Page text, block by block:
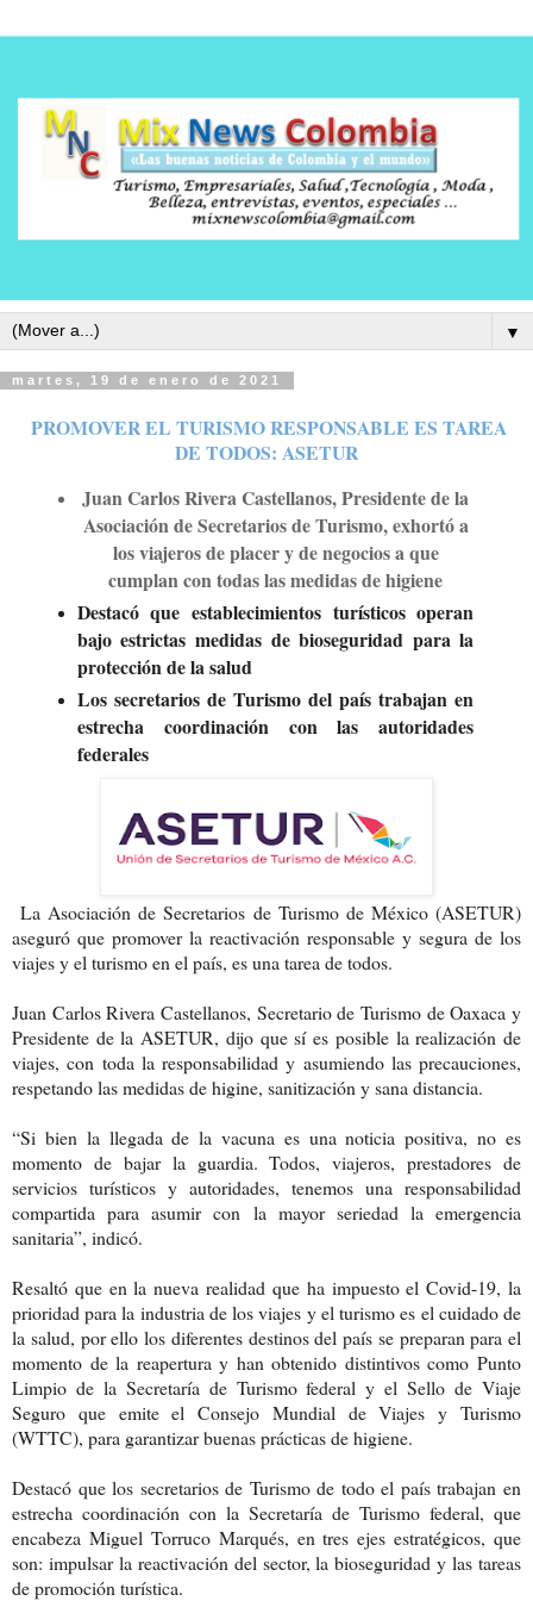
▼
martes, 19 de enero de 2021
PROMOVER EL TURISMO RESPONSABLE ES TAREA
DE TODOS: ASETUR
Juan Carlos Rivera Castellanos, Presidente de la
Asociación de Secretarios de Turismo, exhortó a
los viajeros de placer y de negocios a que
cumplan con todas las medidas de higiene
Destacó que establecimientos turísticos operan
bajo estrictas medidas de bioseguridad para la
protección de la salud
Los secretarios de Turismo del país trabajan en
estrecha coordinación con las autoridades
federales
La Asociación de Secretarios de Turismo de México (ASETUR)
aseguró que promover la reactivación responsable y segura de los
viajes y el turismo en el país, es una tarea de todos.
Juan Carlos Rivera Castellanos, Secretario de Turismo de Oaxaca y
Presidente de la ASETUR, dijo que sí es posible la realización de
viajes, con toda la responsabilidad y asumiendo las precauciones,
respetando las medidas de higine, sanitización y sana distancia.
“Si bien la llegada de la vacuna es una noticia positiva, no es
momento de bajar la guardia. Todos, viajeros, prestadores de
servicios turísticos y autoridades, tenemos una responsabilidad
compartida para asumir con la mayor seriedad la emergencia
sanitaria”, indicó.
Resaltó que en la nueva realidad que ha impuesto el Covid-19, la
prioridad para la industria de los viajes y el turismo es el cuidado de
la salud, por ello los diferentes destinos del país se preparan para el
momento de la reapertura y han obtenido distintivos como Punto
Limpio de la Secretaría de Turismo federal y el Sello de Viaje
Seguro que emite el Consejo Mundial de Viajes y Turismo
(WTTC), para garantizar buenas prácticas de higiene.
Destacó que los secretarios de Turismo de todo el país trabajan en
estrecha coordinación con la Secretaría de Turismo federal, que
encabeza Miguel Torruco Marqués, en tres ejes estratégicos, que
son: impulsar la reactivación del sector, la bioseguridad y las tareas
de promoción turística.